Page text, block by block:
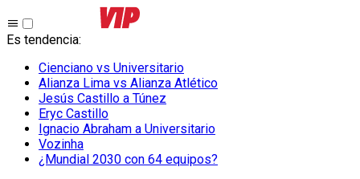
Es tendencia:
Cienciano vs Universitario
Alianza Lima vs Alianza Atlético
Jesús Castillo a Túnez
Eryc Castillo
Ignacio Abraham a Universitario
Vozinha
¿Mundial 2030 con 64 equipos?